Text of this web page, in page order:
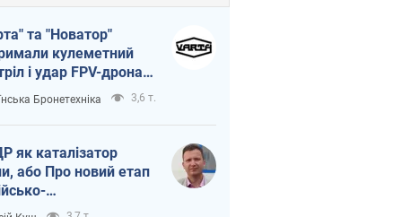
та "Новатор"
кулеметний
і удар FPV-дрона,
життя
ЗСУ
Бронетехніка 3,6 т.
як каталізатор
або Про новий етап